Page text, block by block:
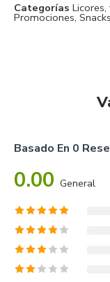
Categorías Licores,
Promociones,
Basado En 0
0.00 General